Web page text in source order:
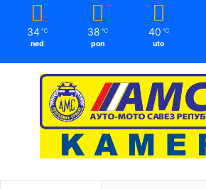
34 ℃
ned
38 ℃
pon
40 ℃
uto